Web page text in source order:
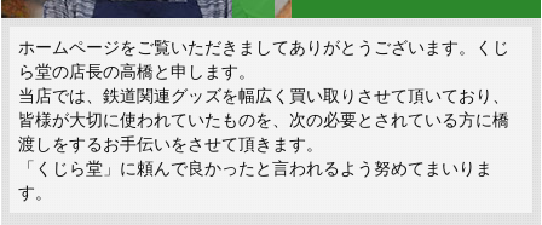
ホームページをご覧いただきましてありがとうございます。くじ
ら堂の店長の高橋と申します。
当店では、鉄道関連グッズを幅広く買い取りさせて頂いており、
皆様が大切に使われていたものを、次の必要とされている方に橋
渡しをするお手伝いをさせて頂きます。
「くじら堂」に頼んで良かったと言われるよう努めてまいりま
す。